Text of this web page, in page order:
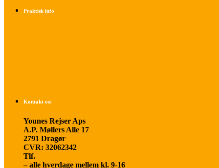
Praktisk info
Kontakt os:
Younes Rejser Aps
A.P. Møllers Alle 17
2791 Dragør
CVR: 32062342
Tlf.
– alle hverdage mellem kl. 9-16